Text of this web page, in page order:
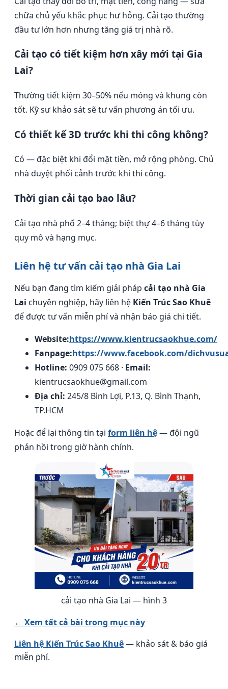
chữa chủ yếu khắc phục hư hỏng. Cải tạo thường
đầu tư lớn hơn nhưng tăng giá trị nhà rõ.
Cải tạo có tiết kiệm hơn xây mới tại Gia
Lai?
Thường tiết kiệm 30–50% nếu móng và khung còn
tốt. Kỹ sư khảo sát sẽ tư vấn phương án tối ưu.
Có thiết kế 3D trước khi thi công không?
Có — đặc biệt khi đổi mặt tiền, mở rộng phòng. Chủ
nhà duyệt phối cảnh trước khi thi công.
Thời gian cải tạo bao lâu?
Cải tạo nhà phố 2–4 tháng; biệt thự 4–6 tháng tùy
quy mô và hạng mục.
Liên hệ tư vấn cải tạo nhà Gia Lai
Nếu bạn đang tìm kiếm giải pháp cải tạo nhà Gia
Lai chuyên nghiệp, hãy liên hệ Kiến Trúc Sao Khuê
để được tư vấn miễn phí và nhận báo giá chi tiết.
Website:https://www.kientrucsaokhue.com/
Fanpage:https://www.facebook.com/
Hotline: 0909 075 668 · Email:
kientrucsaokhue@gmail.com
Địa chỉ: 245/8 Bình Lợi, P.13, Q. Bình Thạnh,
TP.HCM
Hoặc để lại thông tin tại form liên hệ— đội ngũ
phản hồi trong giờ hành chính.
cải tạo nhà Gia Lai — hình 3
← Xem tất cả bài trong mục này
Liên hệ Kiến Trúc Sao Khuê— khảo sát & báo giá
miễn phí.